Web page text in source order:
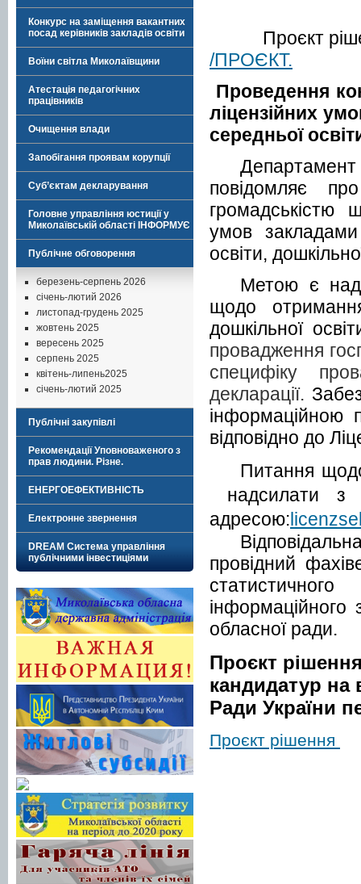
Конкурс на заміщення вакантних
посад керівників закладів освіти
Воїни світла Миколаївщини
Атестація педагогічних
працівників
Очищення влади
Запобігання проявам корупції
Суб’єктам декларування
Головне управління юстиції у
Миколаївській області ІНФОРМУЄ
Публічне обговорення
березень-серпень 2026
січень-лютий 2026
листопад-грудень 2025
жовтень 2025
вересень 2025
серпень 2025
квітень-липень2025
січень-лютий 2025
Публічні закупівлі
Рекомендації Уповноваженого з
прав людини. Різне.
ЕНЕРГОЕФЕКТИВНІСТЬ
Електронне звернення
DREAM Система управління
публічними інвестиціями
Проєкт
/ПРОЄКТ.
Проведення
ліцензійних
середньої
повідомляє
громадськістю
умов
освіти,
Метою є
щодо
дошкільної
провадження
специфіку
декларації.
інформаційною
відповідно до
Питання
надсилати
адресою:
провідний
інформаційного
обласної ради.
Проєкт
кандидатур на
Ради України
Проєкт рішення